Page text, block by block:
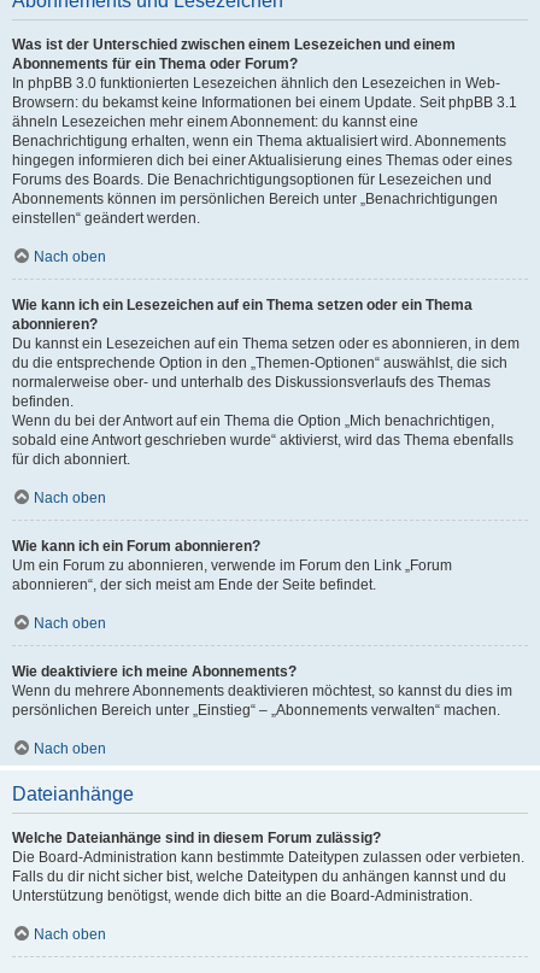
Was ist der Unterschied zwischen einem Lesezeichen und einem
Abonnements für ein Thema oder Forum?
In phpBB 3.0 funktionierten Lesezeichen ähnlich den Lesezeichen in Web-
Browsern: du bekamst keine Informationen bei einem Update. Seit phpBB 3.1
ähneln Lesezeichen mehr einem Abonnement: du kannst eine
Benachrichtigung erhalten, wenn ein Thema aktualisiert wird. Abonnements
hingegen informieren dich bei einer Aktualisierung eines Themas oder eines
Forums des Boards. Die Benachrichtigungsoptionen für Lesezeichen und
Abonnements können im persönlichen Bereich unter „Benachrichtigungen
einstellen“ geändert werden.
Nach oben
Wie kann ich ein Lesezeichen auf ein Thema setzen oder ein Thema
abonnieren?
Du kannst ein Lesezeichen auf ein Thema setzen oder es abonnieren, in dem
du die entsprechende Option in den „Themen-Optionen“ auswählst, die sich
normalerweise ober- und unterhalb des Diskussionsverlaufs des Themas
befinden.
Wenn du bei der Antwort auf ein Thema die Option „Mich benachrichtigen,
sobald eine Antwort geschrieben wurde“ aktivierst, wird das Thema ebenfalls
für dich abonniert.
Nach oben
Wie kann ich ein Forum abonnieren?
Um ein Forum zu abonnieren, verwende im Forum den Link „Forum
abonnieren“, der sich meist am Ende der Seite befindet.
Nach oben
Wie deaktiviere ich meine Abonnements?
Wenn du mehrere Abonnements deaktivieren möchtest, so kannst du dies im
persönlichen Bereich unter „Einstieg“ – „Abonnements verwalten“ machen.
Nach oben
Dateianhänge
Welche Dateianhänge sind in diesem Forum zulässig?
Die Board-Administration kann bestimmte Dateitypen zulassen oder verbieten.
Falls du dir nicht sicher bist, welche Dateitypen du anhängen kannst und du
Unterstützung benötigst, wende dich bitte an die Board-Administration.
Nach oben